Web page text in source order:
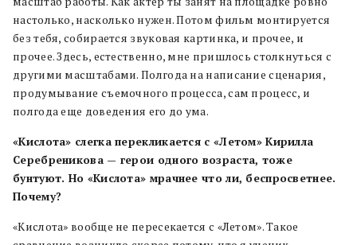
настолько, насколько нужен. Потом фильм монтируется
без тебя, собирается звуковая картинка, и прочее, и
прочее. Здесь, естественно, мне пришлось столкнуться с
другими масштабами. Полгода на написание сценария,
продумывание съемочного процесса, сам процесс, и
полгода еще доведения его до ума.
«Кислота» слегка перекликается с «Летом» Кирилла
Серебреникова — герои одного возраста, тоже
бунтуют. Но «Кислота» мрачнее что ли, беспросветнее.
Почему?
«Кислота» вообще не пересекается с «Летом». Такое